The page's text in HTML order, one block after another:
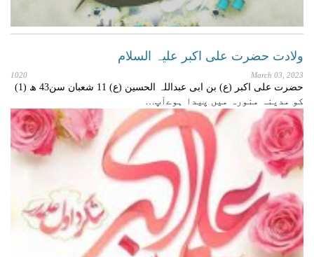
ولادت حضرت علی اکبر علیہ السلام
March 03, 2023
1020
حضرت علی اکبر (ع) بن ابی عبداللہ الحسین (ع) 11 شعبان سن43 ھ (1)
کو مدینہ منورہ میں پیدا ہوےآپ…